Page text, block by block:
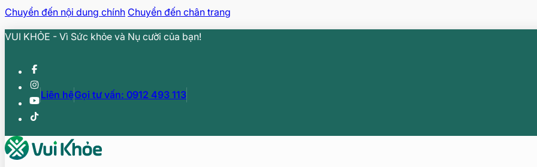
Chuyển đến nội dung chính Chuyển đến chân trang
VUI KHỎE - Vì Sức khỏe và Nụ cười của bạn!
Liên hệGọi tư vấn: 0912 493 113